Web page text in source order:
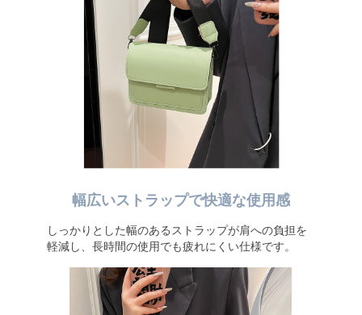
幅広いストラップで快適な使用感
しっかりとした幅のあるストラップが肩への負担を
軽減し、長時間の使用でも疲れにくい仕様です。